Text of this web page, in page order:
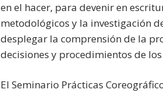
en el hacer, para devenir en
metodológicos y la investigación
desplegar la comprensión de la
decisiones y procedimientos de
El Seminario Prácticas